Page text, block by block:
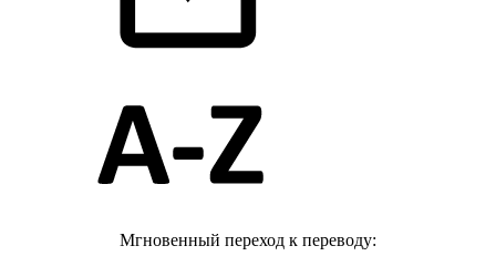
Мгновенный переход к переводу: